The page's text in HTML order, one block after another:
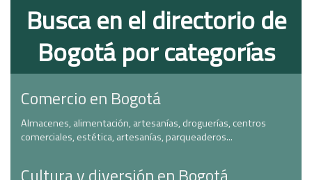
Busca en el directorio de
Bogotá por categorías
Comercio en Bogotá
Almacenes, alimentación, artesanías, droguerías, centros
comerciales, estética, artesanías, parqueaderos...